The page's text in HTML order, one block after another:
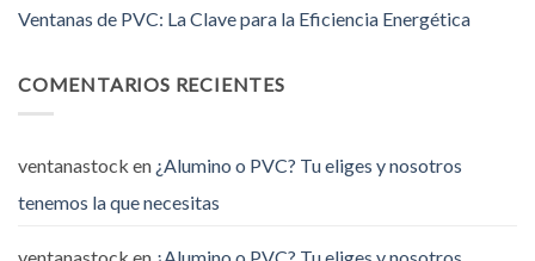
Ventanas de PVC: La Clave para la Eficiencia Energética
COMENTARIOS RECIENTES
ventanastock en ¿Alumino o PVC? Tu eliges y nosotros
tenemos la que necesitas
ventanastock en ¿Alumino o PVC? Tu eliges y nosotros